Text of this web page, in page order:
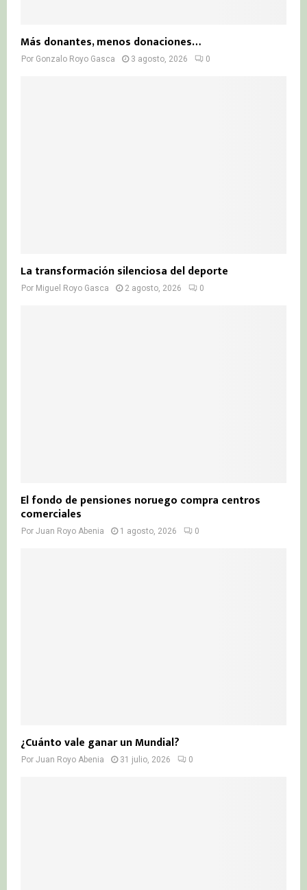
Más donantes, menos donaciones…
Por Gonzalo Royo Gasca 3 agosto, 2026 0
La transformación silenciosa del deporte
Por Miguel Royo Gasca 2 agosto, 2026 0
El fondo de pensiones noruego compra centros
comerciales
Por Juan Royo Abenia 1 agosto, 2026 0
¿Cuánto vale ganar un Mundial?
Por Juan Royo Abenia 31 julio, 2026 0